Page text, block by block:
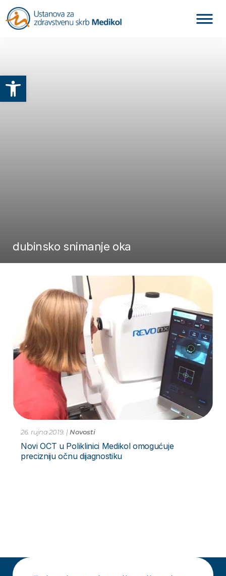
Otvori alatnu traku
dubinsko snimanje oka
26. rujna 2019. |Novosti
Novi OCT u Poliklinici Medikol omogućuje
precizniju očnu dijagnostiku